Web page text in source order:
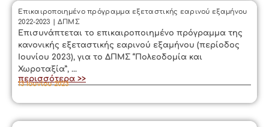
Επικαιροποιημένο πρόγραμμα εξεταστικής εαρινού εξαμήνου
2022-2023 | ΔΠΜΣ
Επισυνάπτεται το επικαιροποιημένο πρόγραμμα της
κανονικής εξεταστικής εαρινού εξαμήνου (περίοδος
Ιουνίου 2023), για το ΔΠΜΣ “Πολεοδομία και
Χωροταξία”, ...
περισσότερα >>
13 Ιουνίου 2023